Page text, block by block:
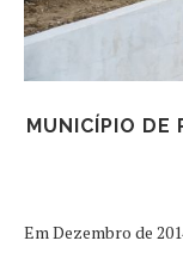
MUNICÍPIO DE
Em Dezembro de